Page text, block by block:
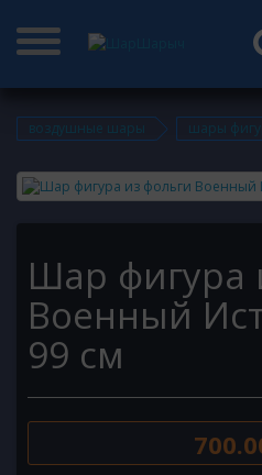
воздушные шары шары
Шар фигура
Военный
99 см